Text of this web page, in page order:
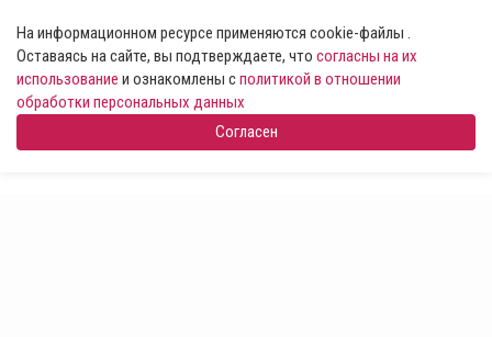
На информационном ресурсе применяются cookie-файлы .
Оставаясь на сайте, вы подтверждаете, что согласны на их
использование и ознакомлены сполитикой в отношении
обработки персональных данных
Согласен